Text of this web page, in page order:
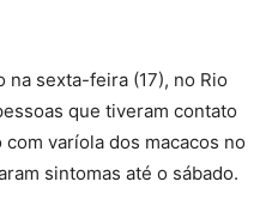
na sexta-feira (17), no Rio
que tiveram contato
varíola dos macacos no
sintomas até o sábado.